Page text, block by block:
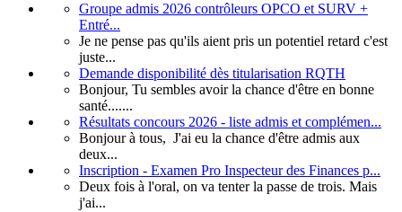
Groupe admis 2026 contrôleurs OPCO et SURV +
Entré...
Je ne pense pas qu'ils aient pris un potentiel retard c'est
juste...
Demande disponibilité dès titularisation RQTH
Bonjour, Tu sembles avoir la chance d'être en bonne
santé.......
Résultats concours 2026 - liste admis et complémen...
Bonjour à tous, J'ai eu la chance d'être admis aux
deux...
Inscription - Examen Pro Inspecteur des Finances p...
Deux fois à l'oral, on va tenter la passe de trois. Mais
j'ai...